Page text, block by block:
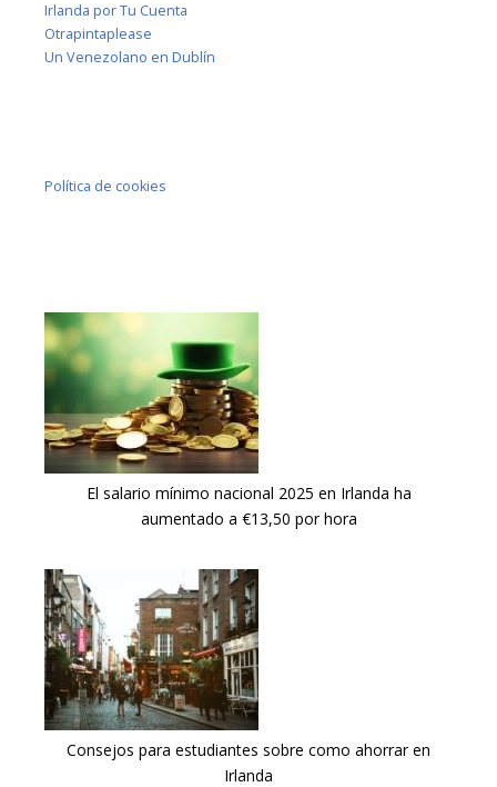
Irlanda por Tu Cuenta
Otrapintaplease
Un Venezolano en Dublín
Política de cookies
El salario mínimo nacional 2025 en Irlanda ha
aumentado a €13,50 por hora
Consejos para estudiantes sobre como ahorrar en
Irlanda